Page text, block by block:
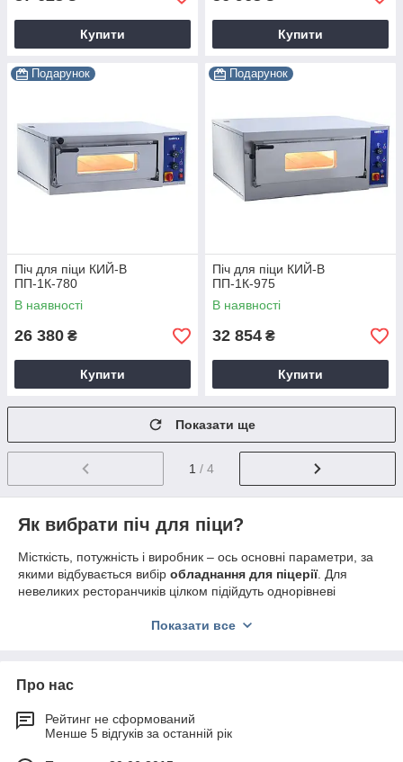
Купити Купити
Подарунок
Піч для піци КИЙ-В
ПП-1К-780
В наявності
26 380 ₴
Купити
Подарунок
Піч для піци КИЙ-В
ПП-1К-975
В наявності
32 854 ₴
Купити
Показати ще
1 / 4
Як вибрати піч для піци?
Місткість, потужність і виробник – ось основні параметри, за
якими відбувається вибір обладнання для піцерії. Для
невеликих ресторанчиків цілком підійдуть однорівневі
закуповуються кілька одиниць такого обладнання.
рівномірно поширюючи тепло по камері і пропекая основу з
Середня температура приготування піци становить 200°С.
Але в залежності від продукту, вона повинна регулюватися.
Показати все
Про нас
Рейтинг не сформований
Менше 5 відгуків за останній рік